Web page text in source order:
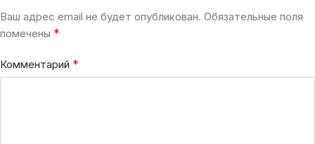
Ваш адрес email не будет опубликован. Обязательные поля
помечены *
Комментарий *